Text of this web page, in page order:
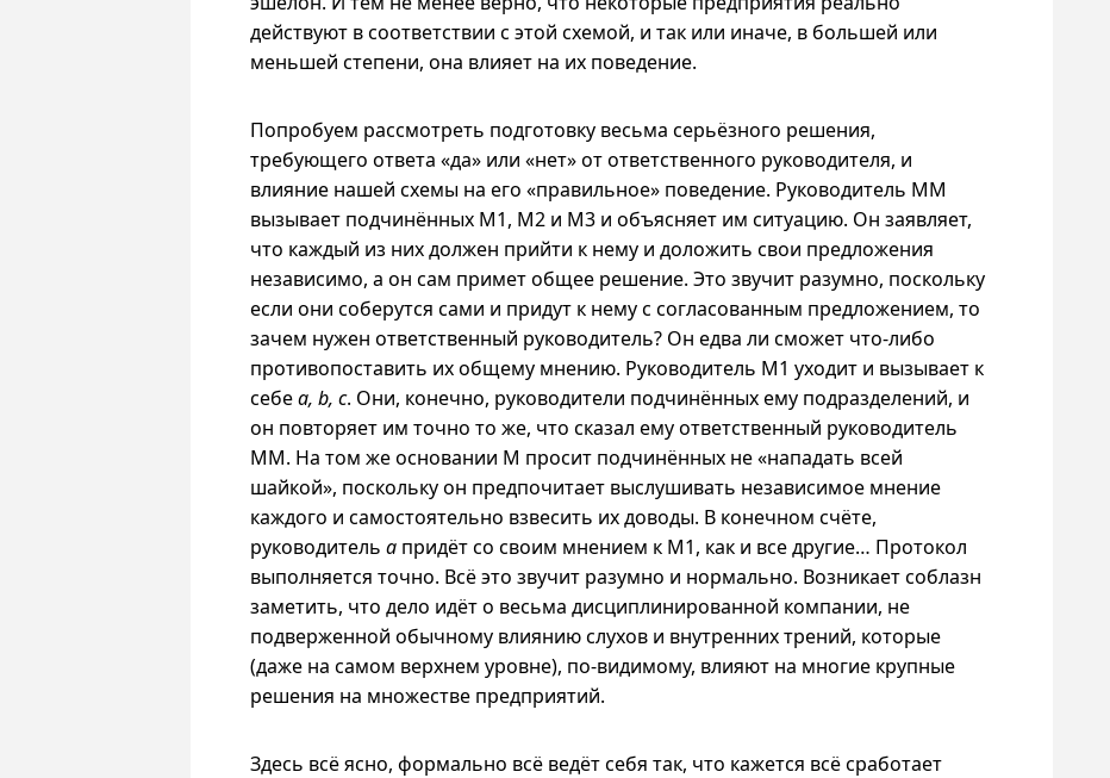
действуют в соответствии с этой схемой, и так или иначе, в большей или
меньшей степени, она влияет на их поведение.
Попробуем рассмотреть подготовку весьма серьёзного решения,
требующего ответа «да» или «нет» от ответственного руководителя, и
влияние нашей схемы на его «правильное» поведение. Руководитель ММ
вызывает подчинённых M1, M2 и M3 и объясняет им ситуацию. Он заявляет,
что каждый из них должен прийти к нему и доложить свои предложения
независимо, а он сам примет общее решение. Это звучит разумно, поскольку
если они соберутся сами и придут к нему с согласованным предложением, то
зачем нужен ответственный руководитель? Он едва ли сможет что-либо
противопоставить их общему мнению. Руководитель M1 уходит и вызывает к
себеа, b, с. Они, конечно, руководители подчинённых ему подразделений, и
он повторяет им точно то же, что сказал ему ответственный руководитель
ММ. На том же основании М просит подчинённых не «нападать всей
шайкой», поскольку он предпочитает выслушивать независимое мнение
каждого и самостоятельно взвесить их доводы. В конечном счёте,
руководитель a придёт со своим мнением к M1, как и все другие… Протокол
выполняется точно. Всё это звучит разумно и нормально. Возникает соблазн
заметить, что дело идёт о весьма дисциплинированной компании, не
подверженной обычному влиянию слухов и внутренних трений, которые
(даже на самом верхнем уровне), по-видимому, влияют на многие крупные
решения на множестве предприятий.
Здесь всё ясно, формально всё ведёт себя так, что кажется всё сработает